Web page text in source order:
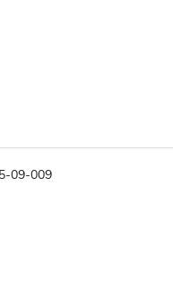
09-009